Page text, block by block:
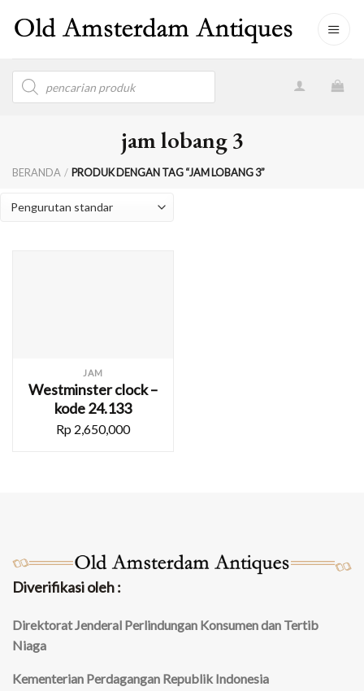
Products
search
jam lobang 3
BERANDA / PRODUK DENGAN TAG “JAM LOBANG 3”
JAM
Westminster clock –
kode 24.133
Rp 2,650,000
Diverifikasi oleh :
Direktorat Jenderal Perlindungan Konsumen dan Tertib
Niaga
Kementerian Perdagangan Republik Indonesia